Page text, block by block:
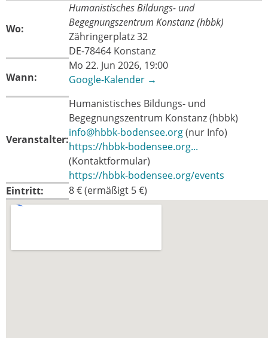
Wo:
Humanistisches Bildungs- und
Begegnungszentrum Konstanz (hbbk)
Zähringerplatz 32
DE-78464 Konstanz
Wann:
Mo 22. Jun 2026, 19:00
Google-Kalender →
Veranstalter:
Humanistisches Bildungs- und
Begegnungszentrum Konstanz (hbbk)
info@hbbk-bodensee.org(nur Info)
https://hbbk-bodensee.org...
(Kontaktformular)
https://hbbk-bodensee.org/events
Eintritt:
8 € (ermäßigt 5 €)